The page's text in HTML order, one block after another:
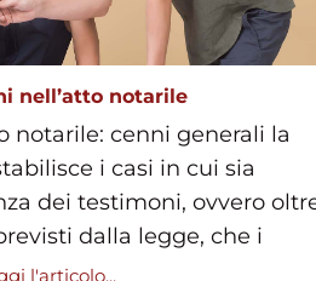
nell’atto notarile
notarile: cenni generali la
i casi in cui sia
dei testimoni, ovvero
dalla legge, che i
l'articolo...